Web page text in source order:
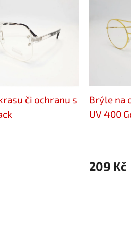
či ochranu s
Brýle na
UV 400
209 Kč